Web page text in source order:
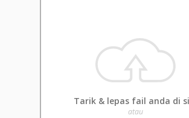
Tarik & lepas fail anda di
atau